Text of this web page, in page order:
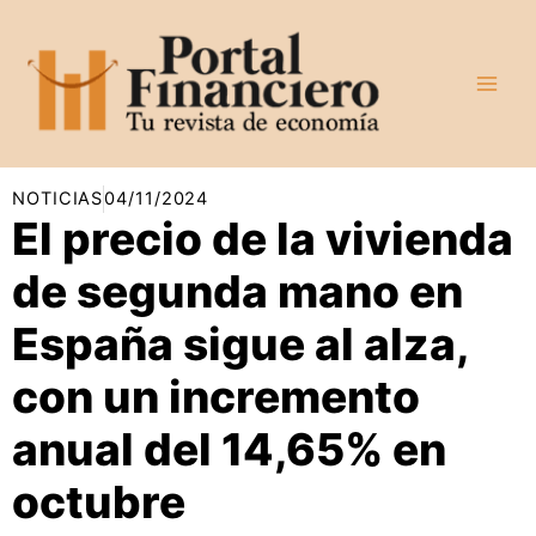
contenido
NOTICIAS04/11/2024
El precio de la vivienda
de segunda mano en
España sigue al alza,
con un incremento
anual del 14,65% en
octubre